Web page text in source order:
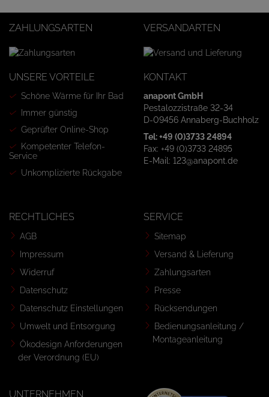
ZAHLUNGSARTEN VERSANDARTEN
UNSERE VORTEILE
Schöne Wärme für Ihr Bad
Immer günstig
Geprüfter Online-Shop
Kompetenter Telefon-
Service
Unkomplizierte Rückgabe
KONTAKT
anapont GmbH
Pestalozzistraße 32-34
D-09456 Annaberg-Buchholz
Tel: +49 (0)3733 24894
Fax: +49 (0)3733 24895
E-Mail: 123@anapont.de
RECHTLICHES
AGB
Impressum
Widerruf
Datenschutz
Datenschutz Einstellungen
Umwelt und Entsorgung
Ökodesign Anforderungen
der Verordnung (EU)
SERVICE
Sitemap
Versand & Lieferung
Zahlungsarten
Presse
Rücksendungen
Bedienungsanleitung /
Montageanleitung
UNTERNEHMEN